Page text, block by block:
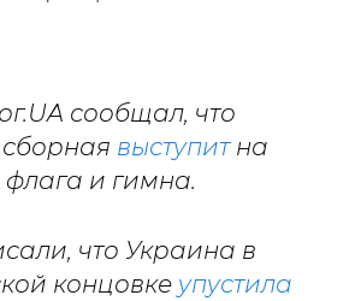
сообщал, что
выступитна
и гимна.
что Украина в
концовке упустила